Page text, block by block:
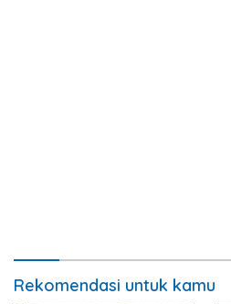
Rekomendasi untuk kamu